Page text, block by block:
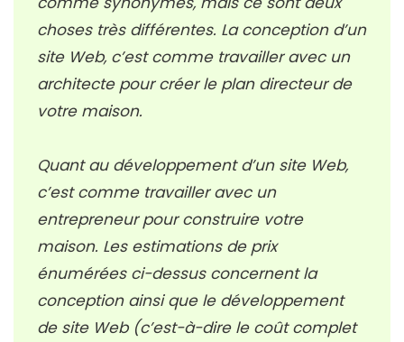
choses très différentes. La conception d’un
site Web, c’est comme travailler avec un
architecte pour créer le plan directeur de
votre maison.
Quant au développement d’un site Web,
c’est comme travailler avec un
entrepreneur pour construire votre
maison. Les estimations de prix
énumérées ci-dessus concernent la
conception ainsi que le développement
de site Web (c’est-à-dire le coût complet